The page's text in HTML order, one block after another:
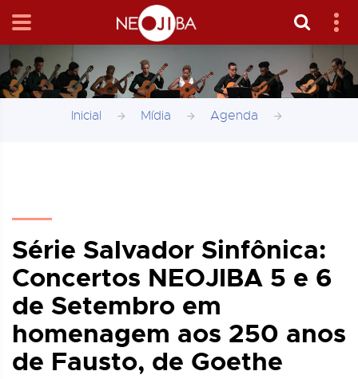
Inicial Mídia Agenda
Série Salvador Sinfônica:
Concertos NEOJIBA 5 e 6
de Setembro em
homenagem aos 250 anos
de Fausto, de Goethe